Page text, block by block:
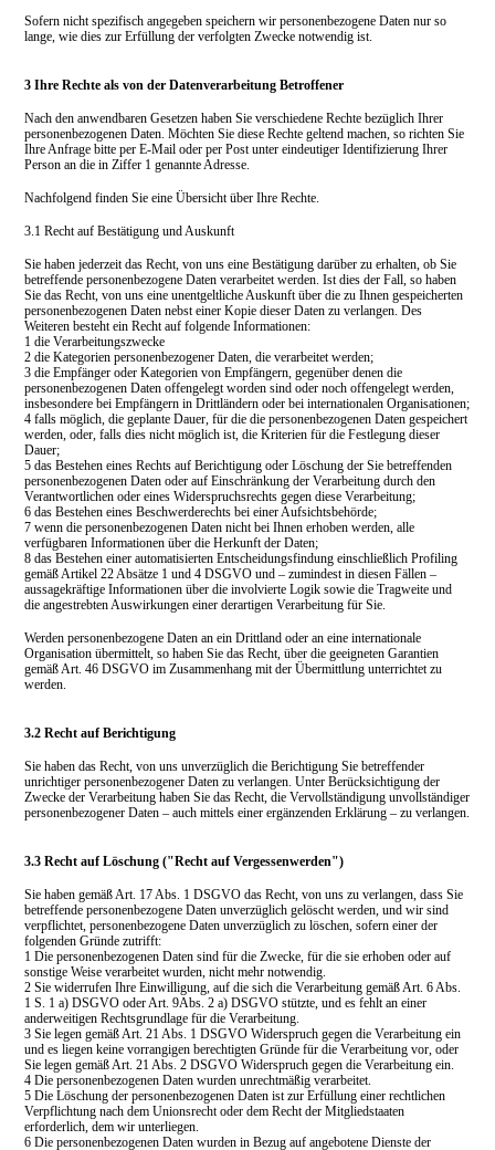
Sofern nicht spezifisch angegeben speichern wir personenbezogene Daten nur so
lange, wie dies zur Erfüllung der verfolgten Zwecke notwendig ist.
3 Ihre Rechte als von der Datenverarbeitung Betroffener
Nach den anwendbaren Gesetzen haben Sie verschiedene Rechte bezüglich Ihrer
personenbezogenen Daten. Möchten Sie diese Rechte geltend machen, so richten Sie
Ihre Anfrage bitte per E-Mail oder per Post unter eindeutiger Identifizierung Ihrer
Person an die in Ziffer 1 genannte Adresse.
Nachfolgend finden Sie eine Übersicht über Ihre Rechte.
3.1 Recht auf Bestätigung und Auskunft
Sie haben jederzeit das Recht, von uns eine Bestätigung darüber zu erhalten, ob Sie
betreffende personenbezogene Daten verarbeitet werden. Ist dies der Fall, so haben
Sie das Recht, von uns eine unentgeltliche Auskunft über die zu Ihnen gespeicherten
personenbezogenen Daten nebst einer Kopie dieser Daten zu verlangen. Des
Weiteren besteht ein Recht auf folgende Informationen:
1die Verarbeitungszwecke
2 die Kategorien personenbezogener Daten, die verarbeitet werden;
3 die Empfänger oder Kategorien von Empfängern, gegenüber denen die
personenbezogenen Daten offengelegt worden sind oder noch offengelegt werden,
insbesondere bei Empfängern in Drittländern oder bei internationalen Organisationen;
4 falls möglich, die geplante Dauer, für die die personenbezogenen Daten gespeichert
werden, oder, falls dies nicht möglich ist, die Kriterien für die Festlegung dieser
Dauer;
5 das Bestehen eines Rechts auf Berichtigung oder Löschung der Sie betreffenden
personenbezogenen Daten oder auf Einschränkung der Verarbeitung durch den
Verantwortlichen oder eines Widerspruchsrechts gegen diese Verarbeitung;
6 das Bestehen eines Beschwerderechts bei einer Aufsichtsbehörde;
7 wenn die personenbezogenen Daten nicht bei Ihnen erhoben werden, alle
verfügbaren Informationen über die Herkunft der Daten;
8 das Bestehen einer automatisierten Entscheidungsfindung einschließlich Profiling
gemäß Artikel 22 Absätze 1 und 4 DSGVO und – zumindest in diesen Fällen –
aussagekräftige Informationen über die involvierte Logik sowie die Tragweite und
die angestrebten Auswirkungen einer derartigen Verarbeitung für Sie.
Werden personenbezogene Daten an ein Drittland oder an eine internationale
Organisation übermittelt, so haben Sie das Recht, über die geeigneten Garantien
gemäß Art. 46 DSGVO im Zusammenhang mit der Übermittlung unterrichtet zu
werden.
3.2 Recht auf Berichtigung
Sie haben das Recht, von uns unverzüglich die Berichtigung Sie betreffender
unrichtiger personenbezogener Daten zu verlangen. Unter Berücksichtigung der
Zwecke der Verarbeitung haben Sie das Recht, die Vervollständigung unvollständiger
personenbezogener Daten – auch mittels einer ergänzenden Erklärung – zu verlangen.
3.3 Recht auf Löschung ("Recht auf Vergessenwerden")
Sie haben gemäß Art. 17 Abs. 1 DSGVO das Recht, von uns zu verlangen, dass Sie
betreffende personenbezogene Daten unverzüglich gelöscht werden, und wir sind
verpflichtet, personenbezogene Daten unverzüglich zu löschen, sofern einer der
folgenden Gründe zutrifft:
1Die personenbezogenen Daten sind für die Zwecke, für die sie erhoben oder auf
sonstige Weise verarbeitet wurden, nicht mehr notwendig.
2Sie widerrufen Ihre Einwilligung, auf die sich die Verarbeitung gemäß Art. 6 Abs.
1 S. 1 a) DSGVO oder Art. 9Abs. 2 a) DSGVO stützte, und es fehlt an einer
anderweitigen Rechtsgrundlage für die Verarbeitung.
3Sie legen gemäß Art. 21 Abs. 1 DSGVO Widerspruch gegen die Verarbeitung ein
und es liegen keine vorrangigen berechtigten Gründe für die Verarbeitung vor, oder
Sie legen gemäß Art. 21 Abs. 2 DSGVO Widerspruch gegen die Verarbeitung ein.
4Die personenbezogenen Daten wurden unrechtmäßig verarbeitet.
5Die Löschung der personenbezogenen Daten ist zur Erfüllung einer rechtlichen
Verpflichtung nach dem Unionsrecht oder dem Recht der Mitgliedstaaten
erforderlich,dem wir unterliegen.
6 Die personenbezogenen Daten wurden in Bezug auf angebotene Dienste der